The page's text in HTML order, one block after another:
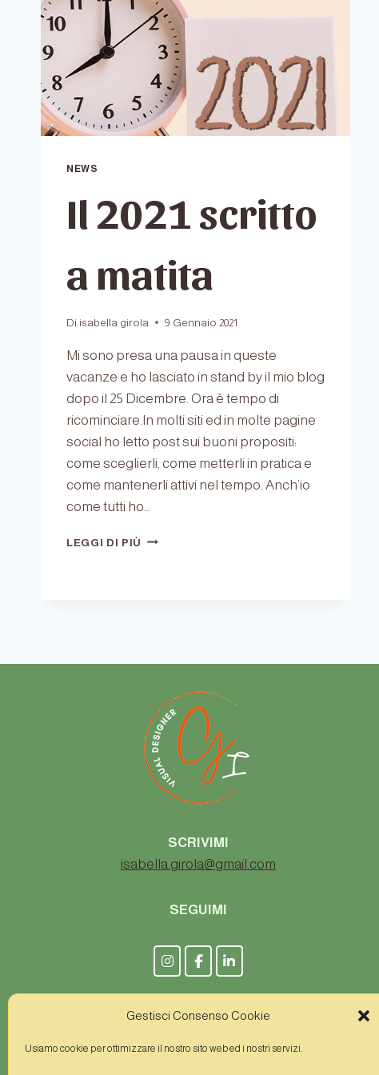
Gestisci Consenso Cookie
Usiamo cookie per ottimizzare il nostro sito web ed i nostri servizi.
NEWS
Il 2021 scritto
a matita
Di isabella girola 9 Gennaio 2021
Mi sono presa una pausa in queste
vacanze e ho lasciato in stand by il mio blog
dopo il 25 Dicembre. Ora è tempo di
ricominciare.In molti siti ed in molte pagine
social ho letto post sui buoni propositi:
come sceglierli, come metterli in pratica e
come mantenerli attivi nel tempo. Anch’io
come tutti ho…
LEGGI DI PIÙ IL
SCRIVIMI
isabella.girola@gmail.com
SEGUIMI
P.IVA0264880124